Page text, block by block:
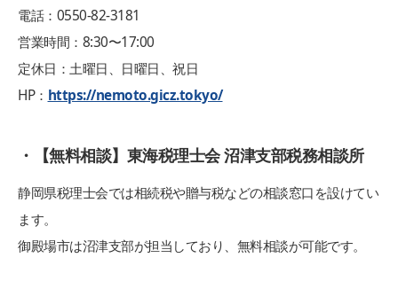
電話：0550-82-3181
営業時間：8:30〜17:00
定休日：土曜日、日曜日、祝日
HP： https://nemoto.gicz.tokyo/
・【無料相談】東海税理士会 沼津支部税務相談所
静岡県税理士会では相続税や贈与税などの相談窓口を設けてい
ます。
御殿場市は沼津支部が担当しており、無料相談が可能です。